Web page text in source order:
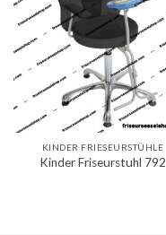
KINDER FRIESEURSTÜHLE
Kinder Friseurstuhl 792